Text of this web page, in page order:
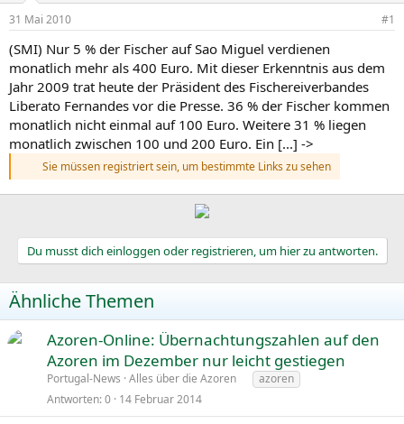
l
e
r
l
a
m
w
t
e
31 Mai 2010 #1
(SMI) Nur 5 % der Fischer auf Sao Miguel verdienen
monatlich mehr als 400 Euro. Mit dieser Erkenntnis aus dem
Jahr 2009 trat heute der Präsident des Fischereiverbandes
Liberato Fernandes vor die Presse. 36 % der Fischer kommen
monatlich nicht einmal auf 100 Euro. Weitere 31 % liegen
monatlich zwischen 100 und 200 Euro. Ein [...] ->
Sie müssen registriert sein, um bestimmte Links zu sehen
Du musst dich einloggen oder registrieren, um hier zu antworten.
Ähnliche Themen
Azoren-Online: Übernachtungszahlen auf den
Azoren im Dezember nur leicht gestiegen
Portugal-News Alles über die Azoren
azoren
Antworten 0 14 Februar 2014